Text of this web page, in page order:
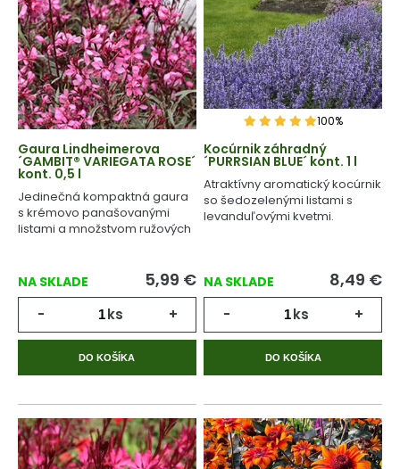
Gaura Lindheimerova
´GAMBIT® VARIEGATA ROSE´
kont. 0,5 l
Jedinečná kompaktná gaura
s krémovo panašovanými
listami a množstvom ružových
NA SKLADE 5,99 €
- ks +
DO KOŠÍKA
100%
Kocúrnik záhradný
´PURRSIAN BLUE´ kont. 1 l
Atraktívny aromatický kocúrnik
so šedozelenými listami s
levanduľovými kvetmi.
NA SKLADE 8,49 €
- ks +
DO KOŠÍKA